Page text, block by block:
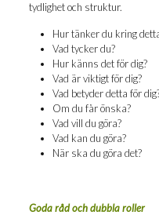
tyd­lig­het och struktur.
Hur tän­ker du kring
Vad tyc­ker du?
Hur känns det för dig?
Vad är vik­tigt för dig?
Vad bety­der det­ta för
Om du får önska?
Vad vill du göra?
Vad kan du göra?
När ska du göra det?
Goda råd och dubb­la roller